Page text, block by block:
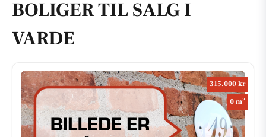
BOLIGER TIL SALG I
VARDE
315.000 kr
0 m2